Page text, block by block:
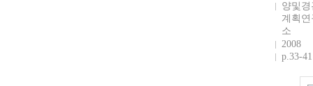
양및경
계획연
소
2008
p.33-41